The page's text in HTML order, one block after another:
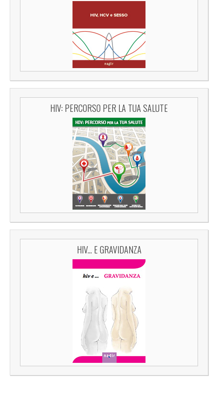
HIV: PERCORSO PER LA TUA SALUTE
HIV... E GRAVIDANZA